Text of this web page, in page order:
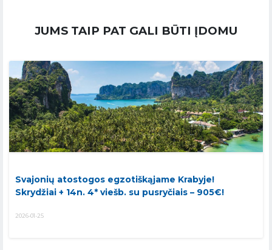
JUMS TAIP PAT GALI BŪTI ĮDOMU
Svajonių atostogos egzotiškąjame Krabyje!
Skrydžiai + 14n. 4* viešb. su pusryčiais – 905€!
2026-01-25